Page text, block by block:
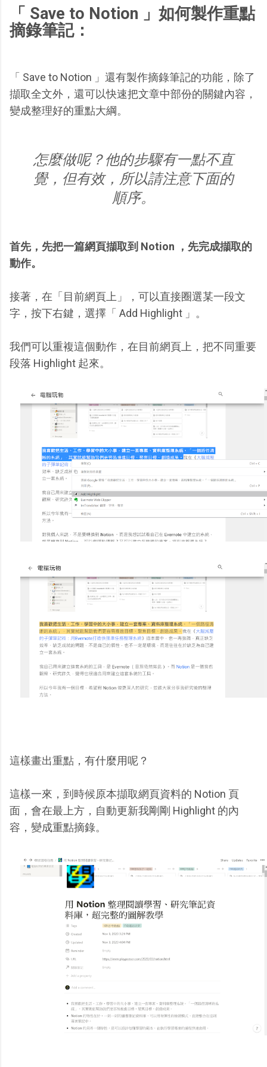
「 Save to Notion 」如何製作重點
摘錄筆記：
「 Save to Notion 」還有製作摘錄筆記的功能，除了
擷取全文外，還可以快速把文章中部份的關鍵內容，
變成整理好的重點大綱。
怎麼做呢？他的步驟有一點不直
覺，但有效，所以請注意下面的
順序。
首先，先把一篇網頁擷取到 Notion ，先完成擷取的
動作。
接著，在「目前網頁上」，可以直接圈選某一段文
字，按下右鍵，選擇「 Add Highlight 」。
我們可以重複這個動作，在目前網頁上，把不同重要
段落 Highlight 起來。
這樣畫出重點，有什麼用呢？
這樣一來，到時候原本擷取網頁資料的 Notion 頁
面，會在最上方，自動更新我剛剛 Highlight 的內
容，變成重點摘錄。